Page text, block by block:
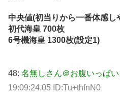
中央値(初当りから一番体感し
初代海皇 700枚
6号機海皇 1300枚(設定1)
48: 名無しさん＠お腹いっぱい
19:09:24.05 ID:Tu+thfnN0